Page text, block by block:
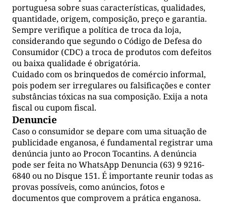
portuguesa sobre suas características, qualidades,
quantidade, origem, composição, preço e garantia.
Sempre verifique a política de troca da loja,
considerando que segundo o Código de Defesa do
Consumidor (CDC) a troca de produtos com defeitos
ou baixa qualidade é obrigatória.
Cuidado com os brinquedos de comércio informal,
pois podem ser irregulares ou falsificações e conter
substâncias tóxicas na sua composição. Exija a nota
fiscal ou cupom fiscal.
Denuncie
Caso o consumidor se depare com uma situação de
publicidade enganosa, é fundamental registrar uma
denúncia junto ao Procon Tocantins. A denúncia
pode ser feita no WhatsApp Denuncia (63) 9 9216-
6840 ou no Disque 151. É importante reunir todas as
provas possíveis, como anúncios, fotos e
documentos que comprovem a prática enganosa.